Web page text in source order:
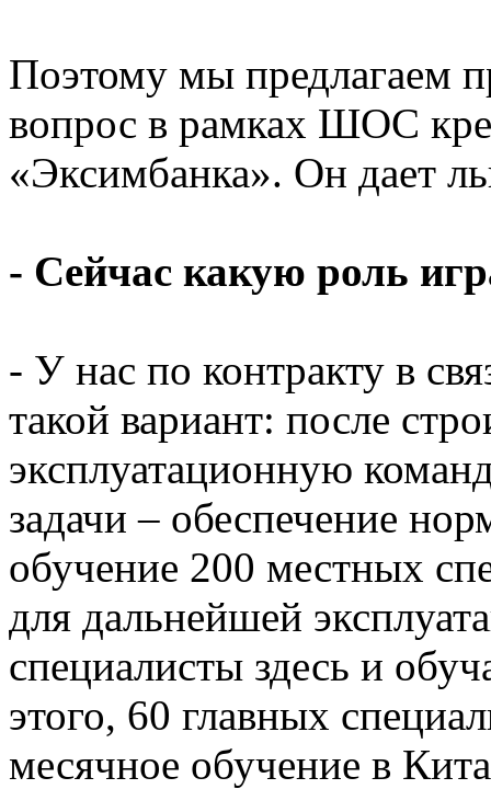
Поэтому мы предлагаем
вопрос в рамках ШОС
«Эксимбанка». Он дает
- Сейчас какую роль
- У нас по контракту в
такой вариант: после
эксплуатационную
задачи – обеспечение
обучение 200 местных
для дальнейшей
специалисты здесь и
этого, 60 главных
месячное обучение в